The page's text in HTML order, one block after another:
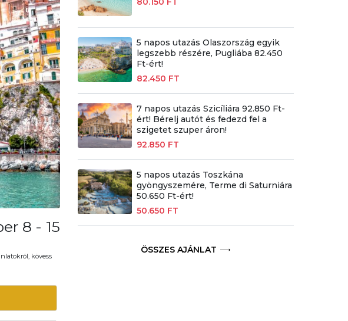
8 - 15
kövess
5 napos utazás Olaszország egyik
legszebb részére, Pugliába 82.450
Ft-ért!
82.450 FT
7 napos utazás Szicíliára 92.850 Ft-
ért! Bérelj autót és fedezd fel a
szigetet szuper áron!
92.850 FT
5 napos utazás Toszkána
gyöngyszemére, Terme di Saturniára
50.650 Ft-ért!
50.650 FT
ÖSSZES AJÁNLAT